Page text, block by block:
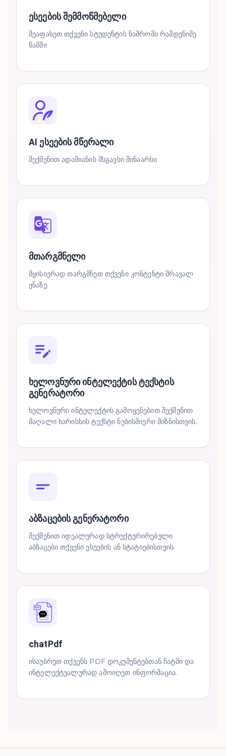
ესეების შემმოწმებელი
შეაფასეთ თქვენი სტუდენტის ნაშრომი რამდენიმე
წამში
AI ესეების მწერალი
შექმენით ადამიანის მსგავსი შინაარსი
მთარგმნელი
მყისიერად თარგმნეთ თქვენი კონტენტი მრავალ
ენაზე.
ხელოვნური ინტელექტის ტექსტის
გენერატორი
ხელოვნური ინტელექტის გამოყენებით შექმენით
მაღალი ხარისხის ტექსტი ნებისმიერი მიზნისთვის.
აბზაცების გენერატორი
შექმენით იდეალურად სტრუქტურირებული
აბზაცები თქვენი ესეების ან სტატიებისთვის.
chatPdf
ისაუბრეთ თქვენს PDF დოკუმენტებთან ჩატში და
ინტელექტუალურად ამოიღეთ ინფორმაცია.